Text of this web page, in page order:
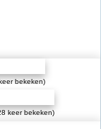
bekeken)
keer bekeken)